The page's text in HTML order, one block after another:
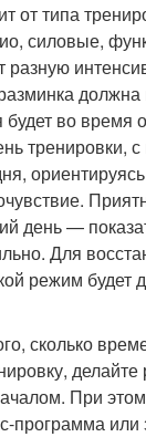
от типа
силовые,
должна
будет во время
тренировки,
день —
Для
режим будет
сколько
При
программа или